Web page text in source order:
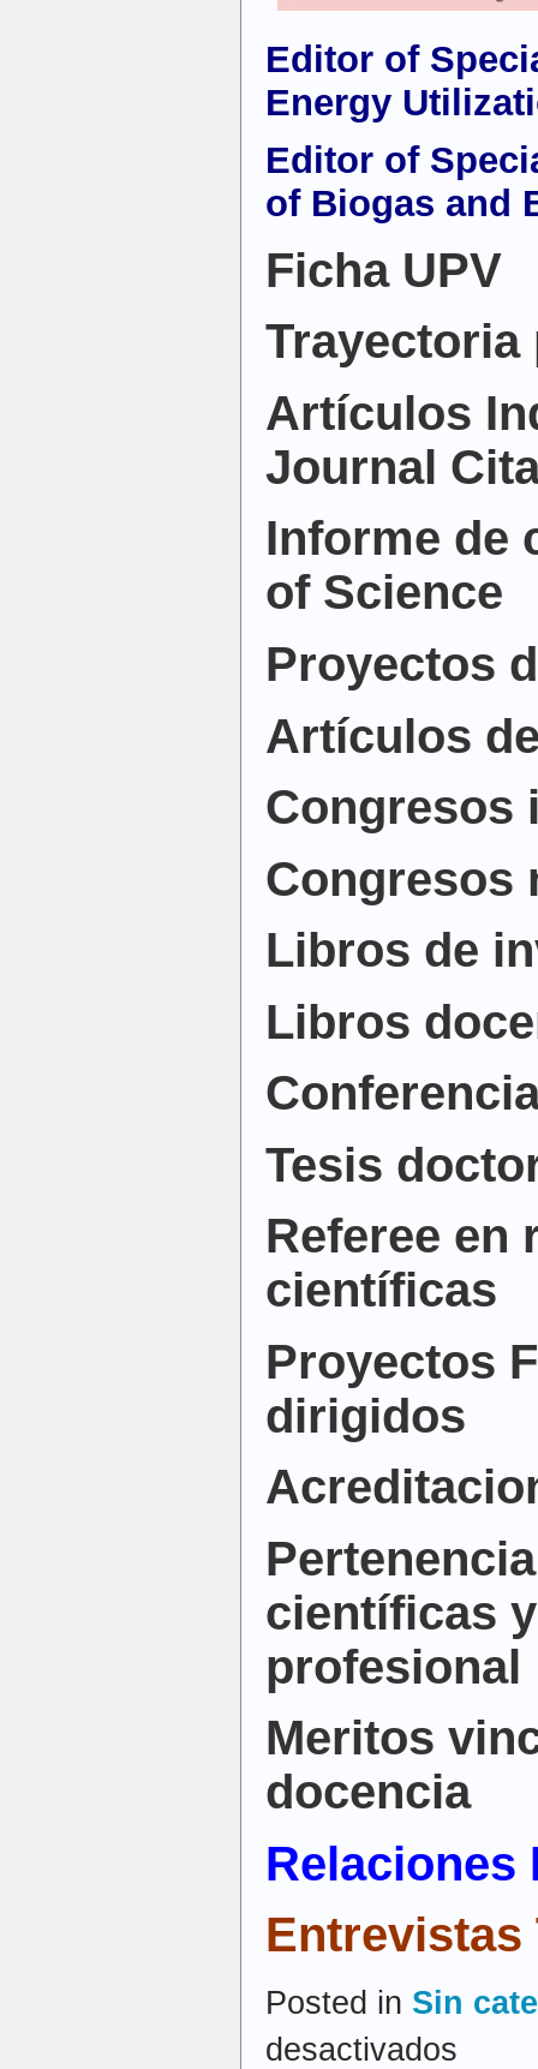
Editor of
Energy
Editor of
of Biogas and
Ficha UPV
Artículos
Journal
Informe de
of Science
Proyectos
Artículos
Congresos
Congresos
Libros de
Libros
Tesis
Referee en
científicas
Proyectos
dirigidos
científicas
profesional
Meritos
docencia
Relaciones
Entrevistas
Posted in Sin
desactivados